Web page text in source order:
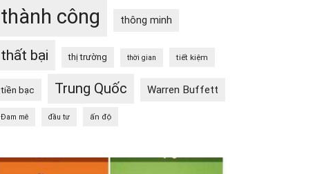
thành công thông minh
thất bại thị trường thời gian tiết kiệm
tiền bạc Trung Quốc Warren Buffett
Đam mê đầu tư ấn độ